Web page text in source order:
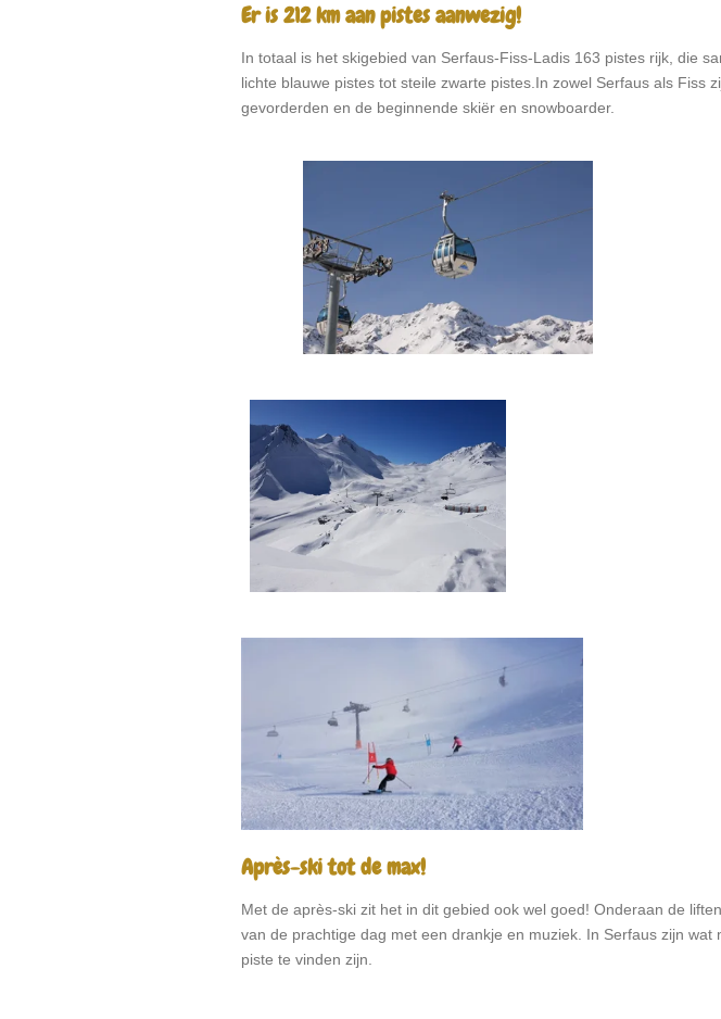
Er is 212 km aan pistes aanwezig!
In totaal is het skigebied van Serfaus-Fiss-Ladis 163 pistes rijk, die
lichte blauwe pistes tot steile zwarte pistes.In zowel Serfaus als
gevorderden en de beginnende skiër en snowboarder.
Après-ski tot de max!
Met de après-ski zit het in dit gebied ook wel goed! Onderaan de
van de prachtige dag met een drankje en muziek. In Serfaus zijn
piste te vinden zijn.